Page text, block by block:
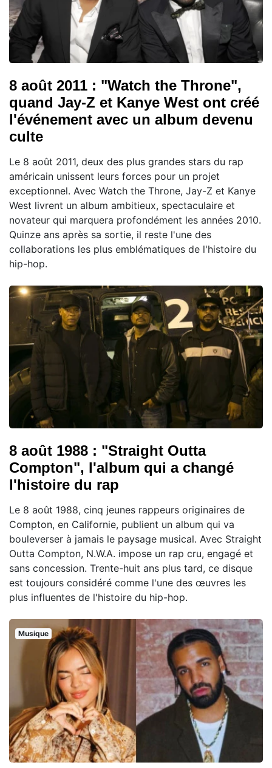
8 août 2011 : "Watch the Throne",
quand Jay-Z et Kanye West ont créé
l'événement avec un album devenu
culte
Le 8 août 2011, deux des plus grandes stars du rap
américain unissent leurs forces pour un projet
exceptionnel. Avec Watch the Throne, Jay-Z et Kanye
West livrent un album ambitieux, spectaculaire et
novateur qui marquera profondément les années 2010.
Quinze ans après sa sortie, il reste l'une des
collaborations les plus emblématiques de l'histoire du
hip-hop.
8 août 1988 : "Straight Outta
Compton", l'album qui a changé
l'histoire du rap
Le 8 août 1988, cinq jeunes rappeurs originaires de
Compton, en Californie, publient un album qui va
bouleverser à jamais le paysage musical. Avec Straight
Outta Compton, N.W.A. impose un rap cru, engagé et
sans concession. Trente-huit ans plus tard, ce disque
est toujours considéré comme l'une des œuvres les
plus influentes de l'histoire du hip-hop.
Musique